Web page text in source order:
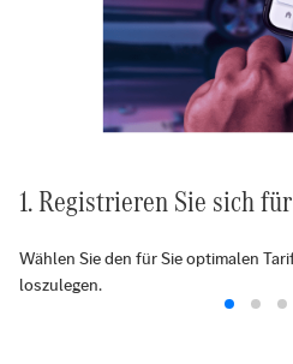
1. Registrieren Sie sich
Wählen Sie den für Sie optimalen
loszulegen.